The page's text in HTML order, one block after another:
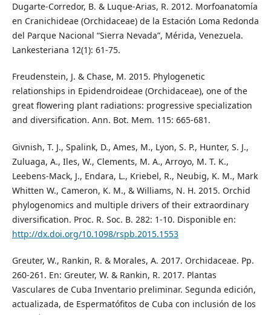
Dugarte-Corredor, B. & Luque-Arias, R. 2012. Morfoanatomía
en Cranichideae (Orchidaceae) de la Estación Loma Redonda
del Parque Nacional “Sierra Nevada”, Mérida, Venezuela.
Lankesteriana 12(1): 61-75.
Freudenstein, J. & Chase, M. 2015. Phylogenetic
relationships in Epidendroideae (Orchidaceae), one of the
great flowering plant radiations: progressive specialization
and diversification. Ann. Bot. Mem. 115: 665-681.
Givnish, T. J., Spalink, D., Ames, M., Lyon, S. P., Hunter, S. J.,
Zuluaga, A., Iles, W., Clements, M. A., Arroyo, M. T. K.,
Leebens-Mack, J., Endara, L., Kriebel, R., Neubig, K. M., Mark
Whitten W., Cameron, K. M., & Williams, N. H. 2015. Orchid
phylogenomics and multiple drivers of their extraordinary
diversification. Proc. R. Soc. B. 282: 1-10. Disponible en:
http://dx.doi.org/10.1098/rspb.2015.1553
Greuter, W., Rankin, R. & Morales, A. 2017. Orchidaceae. Pp.
260-261. En: Greuter, W. & Rankin, R. 2017. Plantas
Vasculares de Cuba Inventario preliminar. Segunda edición,
actualizada, de Espermatófitos de Cuba con inclusión de los